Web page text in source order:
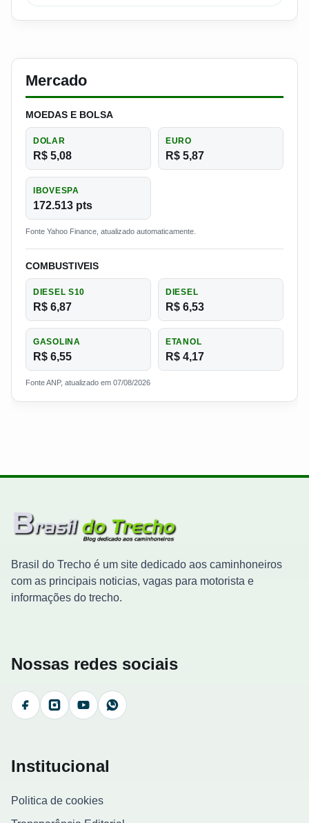
Mercado
MOEDAS E BOLSA
DOLAR
R$ 5,08
EURO
R$ 5,87
IBOVESPA
172.513 pts
Fonte Yahoo Finance, atualizado automaticamente.
COMBUSTIVEIS
DIESEL S10
R$ 6,87
DIESEL
R$ 6,53
GASOLINA
R$ 6,55
ETANOL
R$ 4,17
Fonte ANP, atualizado em 07/08/2026
Brasil do Trecho é um site dedicado aos caminhoneiros
com as principais noticias, vagas para motorista e
informações do trecho.
Nossas redes sociais
FacebookInstagramYouTubeWhatsApp
Institucional
Politica de cookies